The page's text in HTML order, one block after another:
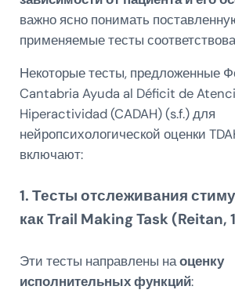
важно ясно понимать
применяемые тесты
Некоторые тесты, предложенные
Cantabria Ayuda al Déficit de
Hiperactividad (CADAH) (s.f.) для
нейропсихологической оценки
включают:
1. Тесты отслеживания
как Trail Making Task (Reitan,
Эти тесты направлены наоценку
исполнительных функций: